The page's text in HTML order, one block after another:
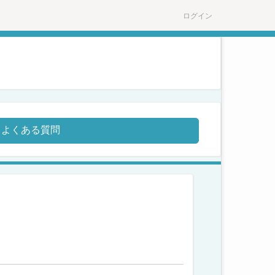
ログイン
よくある質問